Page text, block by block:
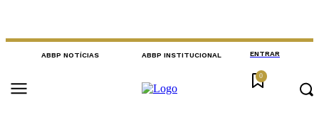
ABBP NOTÍCIAS ABBP INSTITUCIONAL ENTRAR
0